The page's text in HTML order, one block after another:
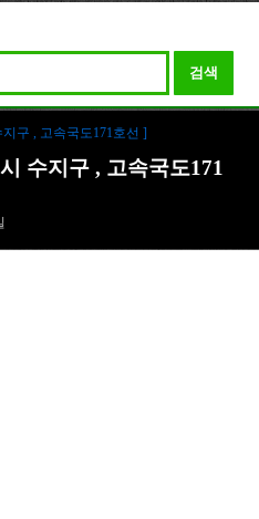
검색
구 , 고속국도171호선 ]
수지구 , 고속국도171